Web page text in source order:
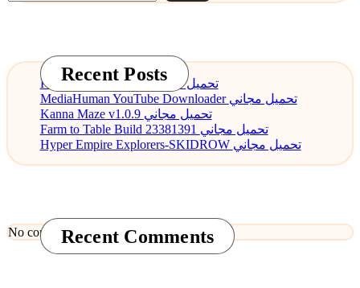
Recent PostsPDF Annotator 9.0.0 تحميل مجاني
MediaHuman YouTube Downloader تحميل مجاني
Kanna Maze v1.0.9 تحميل مجاني
Farm to Table Build 23381391 تحميل مجاني
Hyper Empire Explorers-SKIDROW تحميل مجاني
Recent Comments
No comments to show.